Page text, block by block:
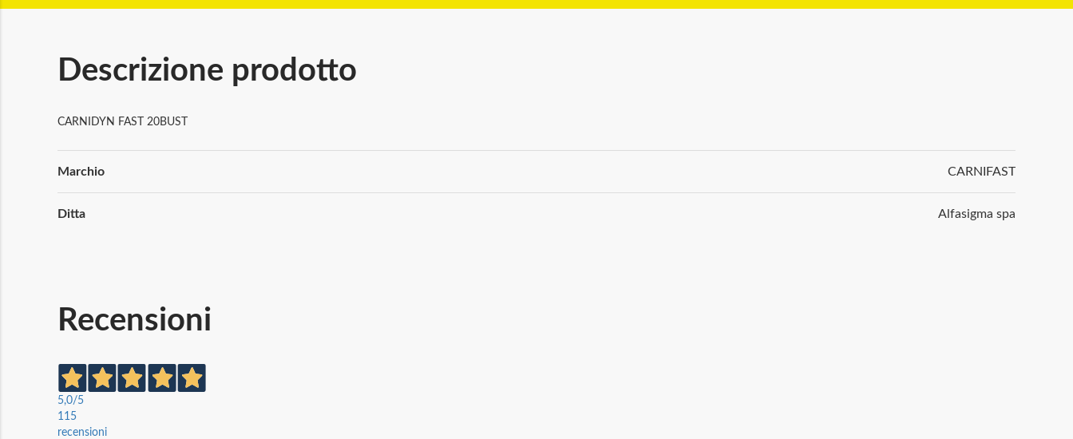
Descrizione prodotto
CARNIDYN FAST 20BUST
Informazioni
Marchio CARNIFAST
Ditta Alfasigma spa
Recensioni
5,0/5
115
recensioni